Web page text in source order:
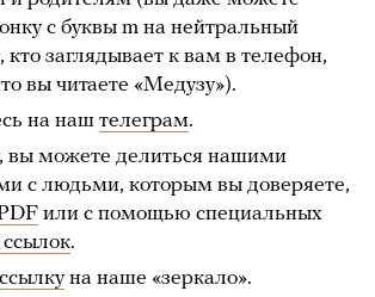
с буквы m на нейтральный
кто заглядывает к вам в телефон,
вы читаете «Медузу»).
на наш телеграм.
вы можете делиться нашими
с людьми, которым вы доверяете,
или с помощью специальных
.
ссылкуна наше «зеркало».